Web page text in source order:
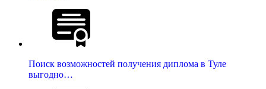
Поиск возможностей получения диплома в Туле
выгодно…